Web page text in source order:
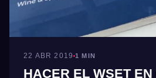
22 ABR 2019 1 MIN
HACER EL WSET EN